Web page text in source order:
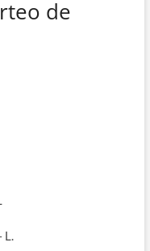
de
L.